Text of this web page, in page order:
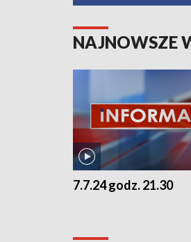
NAJNOWSZE
7.7.24 godz. 21.30